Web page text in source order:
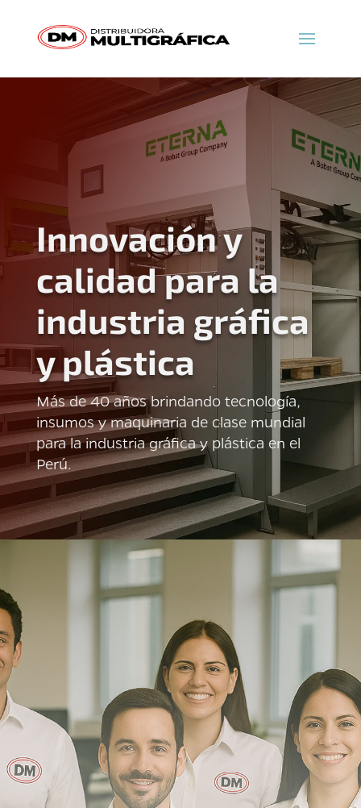
Innovación y
calidad para la
industria gráfica
y plástica
Más de 40 años brindando tecnología,
insumos y maquinaria de clase mundial
para la industria gráfica y plástica en el
Perú.